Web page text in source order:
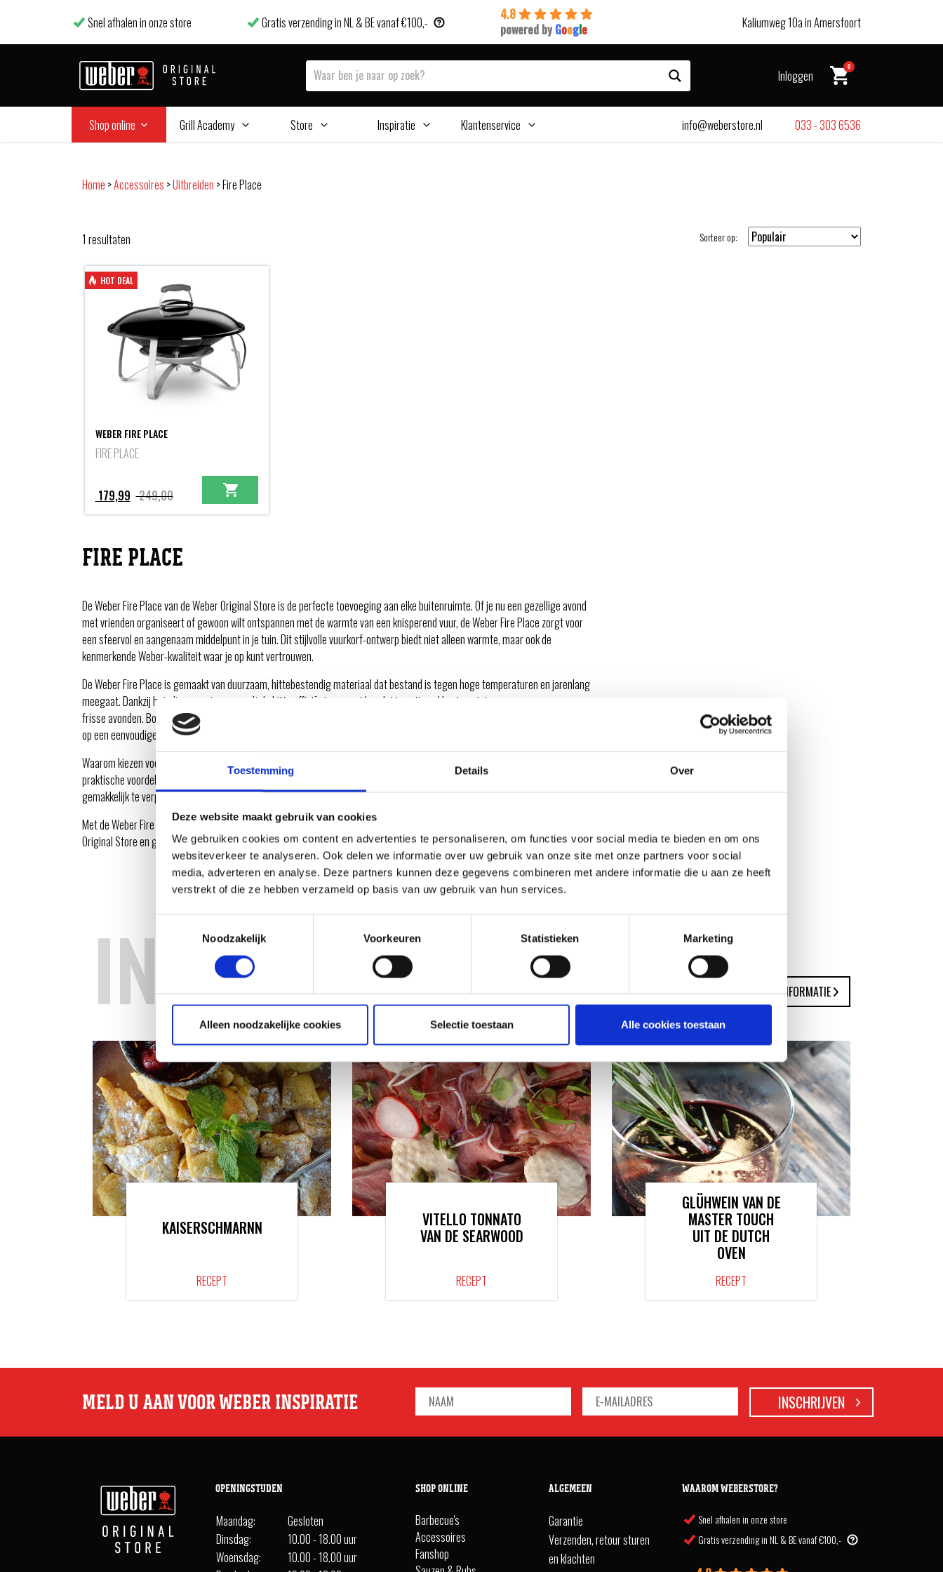
Toestemming Details Over
Deze website maakt gebruik van cookies
We gebruiken cookies om content en advertenties te personaliseren, om functies voor social media te bieden en om ons
websiteverkeer te analyseren. Ook delen we informatie over uw gebruik van onze site met onze partners voor social
media, adverteren en analyse. Deze partners kunnen deze gegevens combineren met andere informatie die u aan ze heeft
verstrekt of die ze hebben verzameld op basis van uw gebruik van hun services.
Noodzakelijk
Voorkeuren Statistieken Marketing
Alleen noodzakelijke cookies Selectie toestaan Alle cookies toestaan
Snel afhalen in onze store Gratis verzending in NL & BE vanaf €100,-
4.8
powered by Google Kaliumweg 10a in Amersfoort
Inloggen
0
Shop online Grill Academy Store Inspiratie Klantenservice info@weberstore.nl 033 - 303 6536
Home >Accessoires >Uitbreiden >Fire Place
1 resultaten Sorteer op:
HOT DEAL
WEBER FIRE PLACE
FIRE PLACE
249,00Oorspronkelijke
prijs
249,00.
179,99
Huidige
prijs
179,99.
FIRE PLACE
De Weber Fire Place van de Weber Original Store is de perfecte toevoeging aan elke buitenruimte. Of je nu een gezellige avond
met vrienden organiseert of gewoon wilt ontspannen met de warmte van een knisperend vuur, de Weber Fire Place zorgt voor
een sfeervol en aangenaam middelpunt in je tuin. Dit stijlvolle vuurkorf-ontwerp biedt niet alleen warmte, maar ook de
kenmerkende Weber-kwaliteit waar je op kunt vertrouwen.
De Weber Fire Place is gemaakt van duurzaam, hittebestendig materiaal dat bestand is tegen hoge temperaturen en jarenlang
meegaat. Dankzij het slimme ontwerp wordt de hitte efficiënt verspreid, zodat je optimaal kunt genieten van een warm vuur op
frisse avonden. Bovendien is de Fire Place voorzien van een speciaal beschermdeksel, zodat je het vuur veilig kunt doven en as
op een eenvoudige manier kunt verwijderen.
Waarom kiezen voor de Weber Fire Place van de Weber Original Store? Naast het hoogwaardige ontwerp biedt Weber
praktische voordelen, zoals eenvoudig onderhoud en een stabiele basis die geschikt is voor verschillende ondergronden. Hij is
gemakkelijk te verplaatsen, waardoor je altijd flexibel bent in het creëren van een gezellige sfeer, waar je maar wilt.
Met de Weber Fire Place voeg je warmte, sfeer en stijl toe aan elke buitenruimte. Ontdek dit hoogwaardige product bij de Weber
Original Store en geniet van lange avonden rondom een veilig en sfeervol vuur.
INSPIRATIE
RECEPTEN EN TIPS
VAN ONZE GRILL MASTERS
MEER INFORMATIE
KAISERSCHMARNN
RECEPT
VITELLO TONNATO
VAN DE SEARWOOD
RECEPT
GLÜHWEIN VAN DE
MASTER TOUCH
UIT DE DUTCH
OVEN
RECEPT
MELD U AAN VOOR WEBER INSPIRATIE
OPENINGSTIJDEN
Maandag:
Gesloten
Dinsdag:
10.00 - 18.00 uur
Woensdag:
10.00 - 18.00 uur
SHOP ONLINE
Barbecue's
Accessoires
Fanshop
ALGEMEEN
Garantie
Verzenden, retour sturen
en klachten
WAAROM WEBERSTORE?
Snel afhalen in onze store
Gratis verzending in NL & BE vanaf €100,-